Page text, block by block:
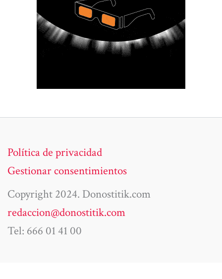
Política de privacidad
Gestionar consentimientos
Copyright 2024. Donostitik.com
redaccion@donostitik.com
Tel: 666 01 41 00